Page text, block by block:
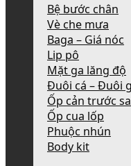
Bệ bước chân
Vè che mưa
Baga – Giá nóc
Lip pô
Mặt ga lăng độ
Đuôi cá – Đuôi
Ốp cản trước
Ốp cua lốp
Phuộc nhún
Body kit